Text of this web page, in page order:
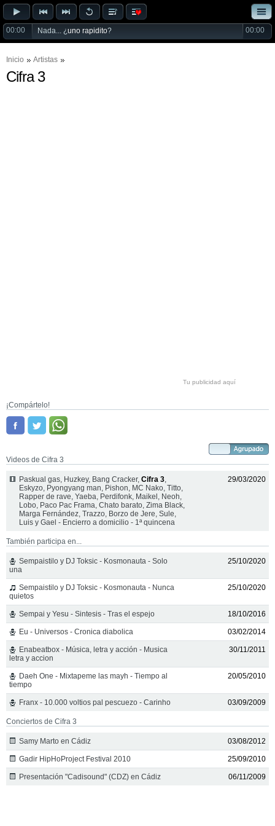
00:00 Nada... ¿uno rapidito? 00:00
Inicio Artistas
Cifra 3
Tu publicidad aquí
¡Compártelo!
Videos de Cifra 3
Paskual gas, Huzkey, Bang Cracker, Cifra 3,
Eskyzo, Pyongyang man, Pishon, MC Nako, Titto,
Rapper de rave, Yaeba, Perdifonk, Maikel, Neoh,
Lobo, Paco Pac Frama, Chato barato, Zima Black,
Marga Fernández, Trazzo, Borzo de Jere, Sule,
Luis y Gael - Encierro a domicilio - 1ª quincena
29/03/2020
También participa en...
Sempaistilo y DJ Toksic - Kosmonauta - Solo
una
25/10/2020
Sempaistilo y DJ Toksic - Kosmonauta - Nunca
quietos
25/10/2020
Sempai y Yesu - Sintesis - Tras el espejo 18/10/2016
Eu - Universos - Cronica diabolica 03/02/2014
Enabeatbox - Música, letra y acción - Musica
letra y accion
30/11/2011
Daeh One - Mixtapeme las mayh - Tiempo al
tiempo
20/05/2010
Franx - 10.000 voltios pal pescuezo - Carinho 03/09/2009
Conciertos de Cifra 3
Samy Marto en Cádiz 03/08/2012
Gadir HipHoProject Festival 2010 25/09/2010
Presentación "Cadisound" (CDZ) en Cádiz 06/11/2009